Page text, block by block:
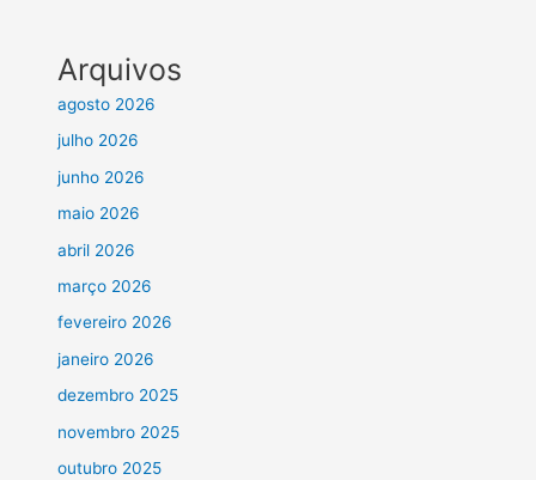
Arquivos
agosto 2026
julho 2026
junho 2026
maio 2026
abril 2026
março 2026
fevereiro 2026
janeiro 2026
dezembro 2025
novembro 2025
outubro 2025